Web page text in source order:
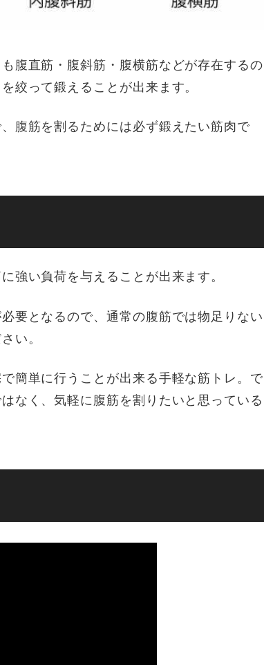
腹直筋・腹斜筋・腹横筋などが存在するの
絞って鍛えることが出来ます。
腹筋を割るためには必ず鍛えたい筋肉で
強い負荷を与えることが出来ます。
要となるので、通常の腹筋では物足りない
い。
簡単に行うことが出来る手軽な筋トレ。で
なく、気軽に腹筋を割りたいと思っている